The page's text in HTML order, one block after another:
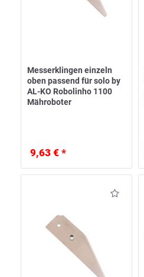
Messerklingen einzeln
oben passend für solo by
AL-KO Robolinho 1100
Mähroboter
9,63 € *